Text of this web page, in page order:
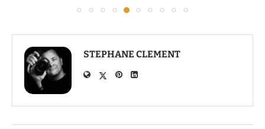
STEPHANE CLEMENT